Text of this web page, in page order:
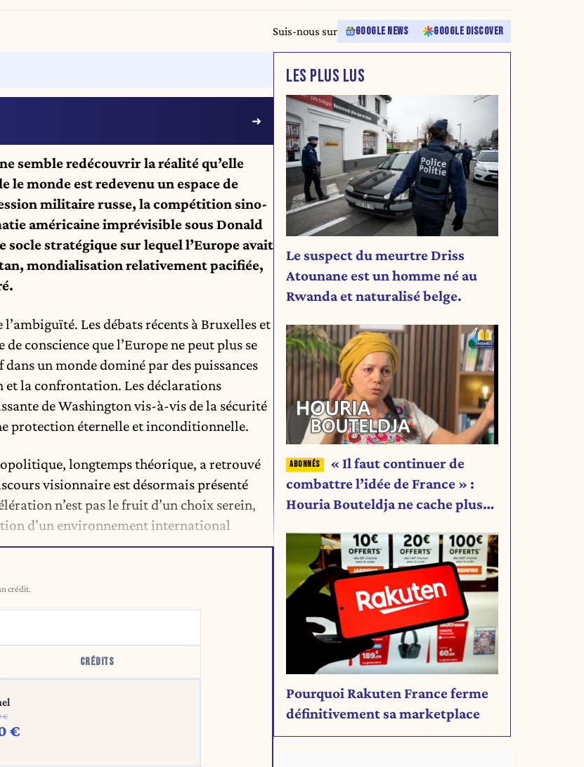
Chancellor Friedrich Merz, President Alexander Stubb of Finland, Italian Prime Minister Giorgia
Meloni, Secretary General Mark Rutte of NATO, and Ukrainian President Volodymyr Zelenskyy wait
in the White House Library as President Donald Trump makes a call with Russian President
Vladimir Putin in the Oval Office, Monday, August 18, 2025. (Credit Image: � Daniel Torok/White
Suis-nous sur GOOGLE NEWS GOOGLE DISCOVER
semble redécouvrir la réalité qu’elle
le monde est redevenu un espace de
militaire russe, la compétition sino-
américaine imprévisible sous Donald
stratégique sur lequel l’Europe avait
mondialisation relativement pacifiée,
l’ambiguïté. Les débats récents à Bruxelles et
conscience que l’Europe ne peut plus se
un monde dominé par des puissances
et la confrontation. Les déclarations
de Washington vis-à-vis de la sécurité
protection éternelle et inconditionnelle.
longtemps théorique, a retrouvé
visionnaire est désormais présenté
n’est pas le fruit d’un choix serein,
d’un environnement international
crédit.
CRÉDITS
€
€
LES PLUS LUS
Le suspect du meurtre Driss
Atounane est un homme né au
Rwanda et naturalisé belge.
« Il faut continuer de
combattre l’idée de France » :
Houria Bouteldja ne cache plus
Pourquoi Rakuten France ferme
définitivement sa marketplace